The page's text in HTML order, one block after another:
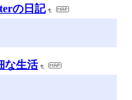
の日記
な生活